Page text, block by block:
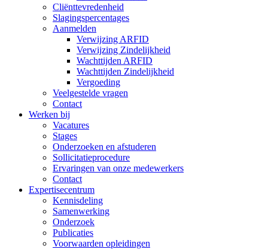
Cliënttevredenheid
Slagingspercentages
Aanmelden
Verwijzing ARFID
Verwijzing Zindelijkheid
Wachttijden ARFID
Wachttijden Zindelijkheid
Vergoeding
Veelgestelde vragen
Contact
Werken bij
Vacatures
Stages
Onderzoeken en afstuderen
Sollicitatieprocedure
Ervaringen van onze medewerkers
Contact
Expertisecentrum
Kennisdeling
Samenwerking
Onderzoek
Publicaties
Voorwaarden opleidingen